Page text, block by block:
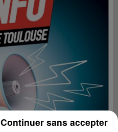
Continuer sans accepter